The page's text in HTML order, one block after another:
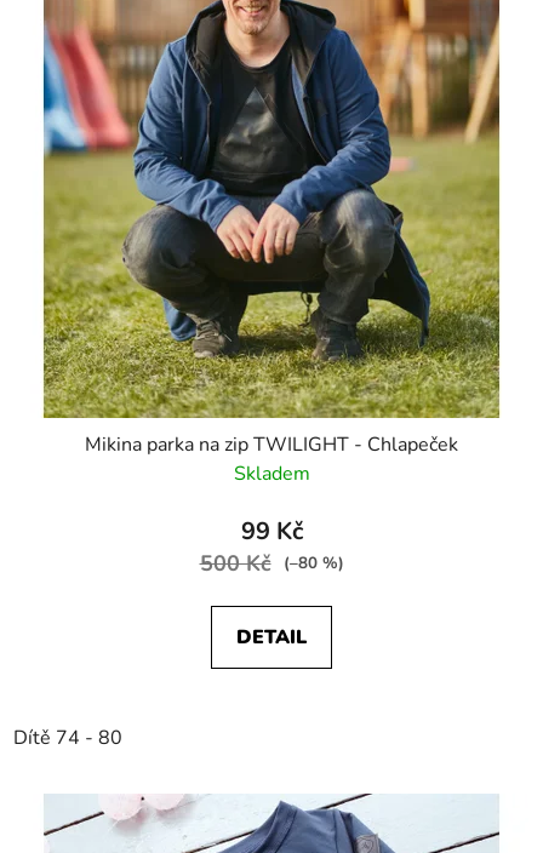
Mikina parka na zip TWILIGHT - Chlapeček
Skladem
99 Kč
500 Kč (–80 %)
DETAIL
Dítě 74 - 80